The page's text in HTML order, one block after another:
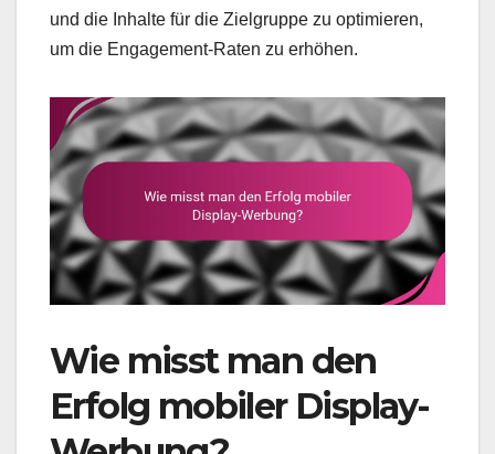
und die Inhalte für die Zielgruppe zu optimieren,
um die Engagement-Raten zu erhöhen.
Wie misst man den
Erfolg mobiler Display-